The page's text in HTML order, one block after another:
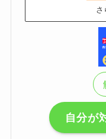
さ
自分が